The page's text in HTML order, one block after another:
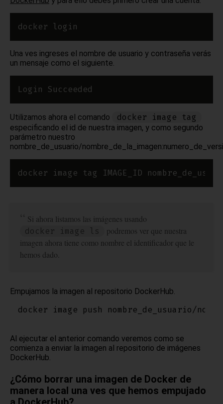
Una ves ingreses el nombre de usuario y contraseña verás
un mensaje como el siguiente.
Utilizamos ahora el comando docker image tag
especificando el id de nuestra imagen, y como segundo
parámetro nuestro
nombre_de_usuario/
Si ahora listamos las imágenes usando
docker image ls
podremos ver que nuestra
imagen ahora tiene como nombre el identificador que le
hemos dado.
Empujamos la imagen al repositorio DockerHub.
Al ejecutar el anterior comando veremos como se
comienza a enviar la imagen al repositorio de imágenes
DockerHub.
¿Cómo borrar una imagen de Docker de
manera local una ves que hemos empujado